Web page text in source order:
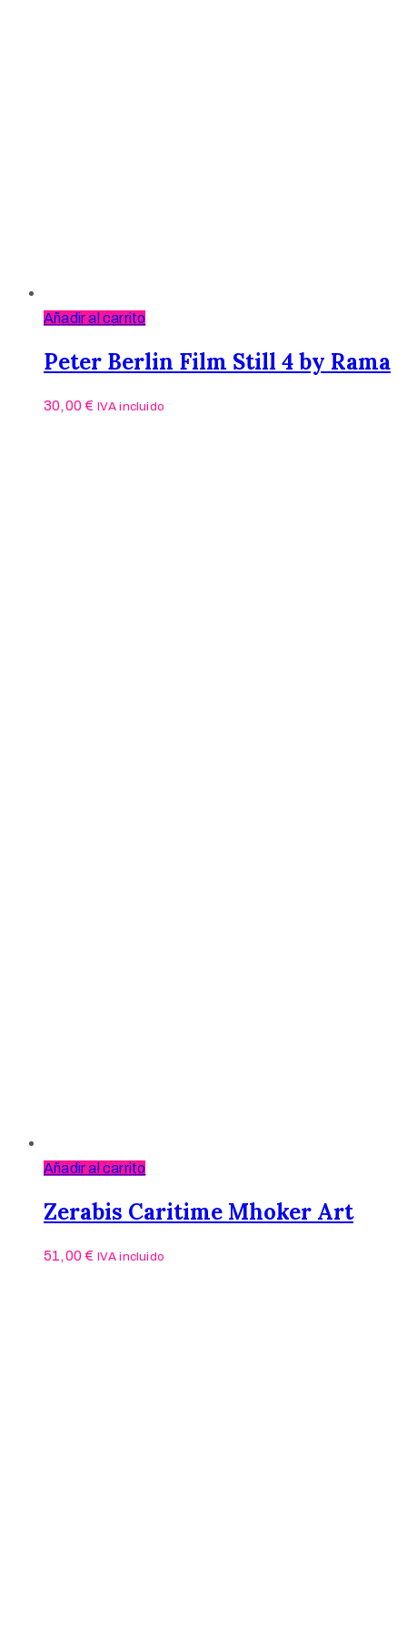
Añadir al carrito
Peter Berlin Film Still 4 by Rama
30,00 € IVA incluido
Añadir al carrito
Zerabis Caritime Mhoker Art
51,00 € IVA incluido